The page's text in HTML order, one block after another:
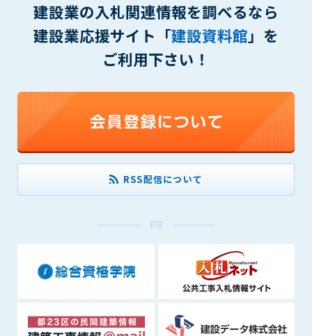
建設業の入札関連情報を調べるなら
建設業応援サイト「建設資料館」を
ご利用下さい！
RSS配信について
PR
(5) 第三者に不利益を与える行為
(6) 管理者が承認していない営利を目的とした行為
(7) 公序良俗に反する行為
(8) 犯罪的行為に結びつく行為
(10) 建設資料館から知り得た情報及びダウンロードした情報
を、営利を目的として第三者に転売し、または転売のため
に第三者に提供すること
管理者は、会員が登録した内容が以下に該当する、またはその
と管理者が、判断した場合
(4) その他、管理者が不適当と判断した場合
第8条（サービスの変更・中止等）
管理者は、会員の承諾なく、本サービス内容の変更(新規追加、
廃止を含み)し、本サービスの運営を中止または廃止することが